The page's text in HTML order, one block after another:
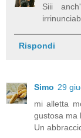
Siii
Rispondi
Simo 29
mi alletta
gustosa ma
Un